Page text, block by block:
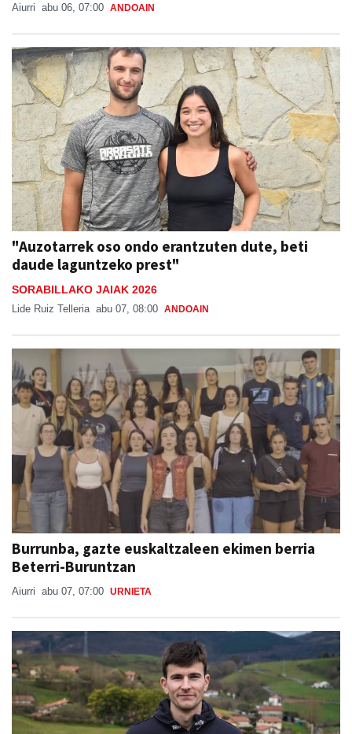
Aiurri abu 06, 07:00 ANDOAIN
"Auzotarrek oso ondo erantzuten dute, beti
daude laguntzeko prest"
SORABILLAKO JAIAK 2026
Lide Ruiz Telleria abu 07, 08:00 ANDOAIN
Burrunba, gazte euskaltzaleen ekimen berria
Beterri-Buruntzan
Aiurri abu 07, 07:00 URNIETA